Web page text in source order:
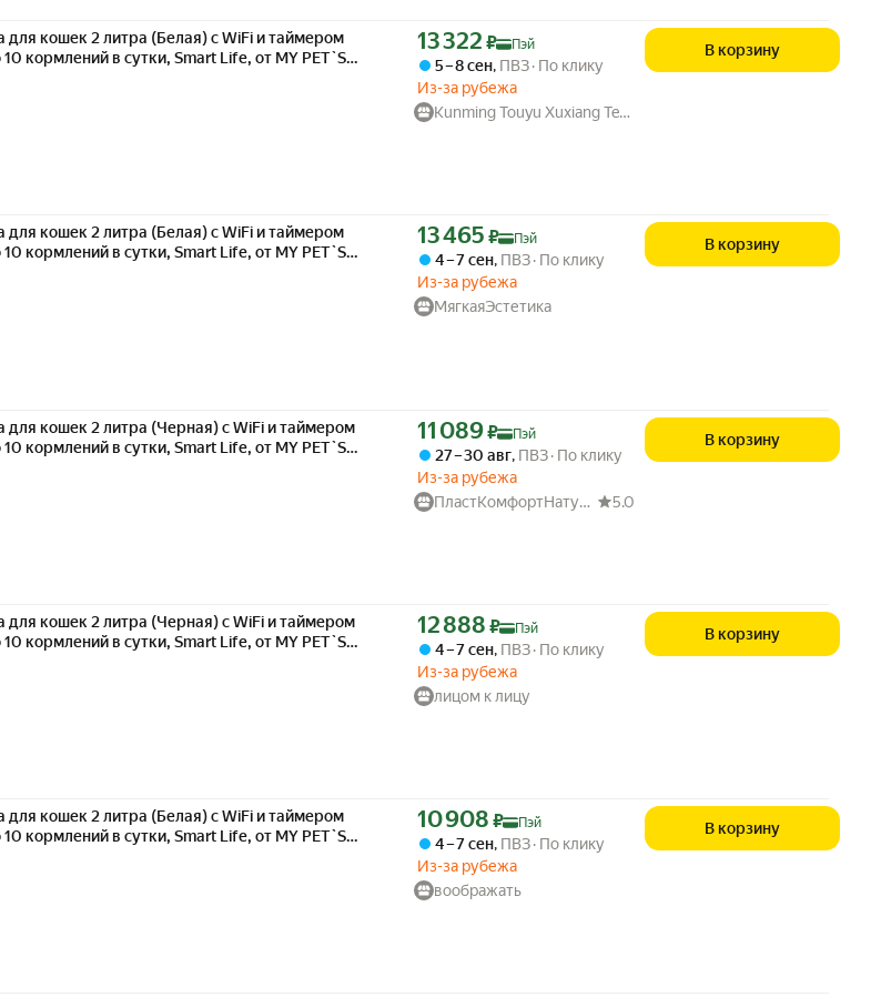
кошек 2 литра (Белая) с WiFi и таймером
кормлений в сутки, Smart Life, от MY PET`S
Цена с картой Яндекс Пэй 13322 ₽ вместо
13 322 ₽ Пэй
5 – 8 сен, ПВЗ По клику
Из-за рубежа
Kunming Touyu Xuxiang Technology Co., Ltd
В корзину
кошек 2 литра (Белая) с WiFi и таймером
кормлений в сутки, Smart Life, от MY PET`S
Цена с картой Яндекс Пэй 13465 ₽ вместо
13 465 ₽ Пэй
4 – 7 сен, ПВЗ По клику
Из-за рубежа
МягкаяЭстетика
В корзину
кошек 2 литра (Черная) с WiFi и таймером
кормлений в сутки, Smart Life, от MY PET`S
Цена с картой Яндекс Пэй 11089 ₽ вместо
11 089₽ Пэй
27 – 30 авг, ПВЗ По клику
Из-за рубежа
ПластКомфортНатура
5.0
В корзину
кошек 2 литра (Черная) с WiFi и таймером
кормлений в сутки, Smart Life, от MY PET`S
Цена с картой Яндекс Пэй 12888 ₽ вместо
12 888 ₽ Пэй
4 – 7 сен, ПВЗ По клику
Из-за рубежа
лицом к лицу
В корзину
кошек 2 литра (Белая) с WiFi и таймером
кормлений в сутки, Smart Life, от MY PET`S
Цена с картой Яндекс Пэй 10908 ₽ вместо
10 908 ₽ Пэй
4 – 7 сен, ПВЗ По клику
Из-за рубежа
воображать
В корзину